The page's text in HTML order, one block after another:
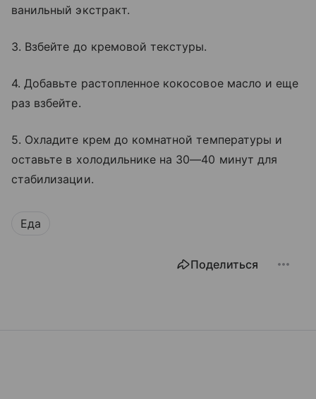
ванильный экстракт.
3. Взбейте до кремовой текстуры.
4. Добавьте растопленное кокосовое масло и еще
раз взбейте.
5. Охладите крем до комнатной температуры и
оставьте в холодильнике на 30—40 минут для
стабилизации.
Еда
Поделиться